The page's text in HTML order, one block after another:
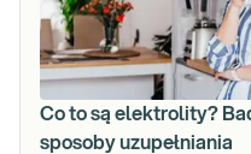
Co to są elektrolity?
sposoby uzupełniania